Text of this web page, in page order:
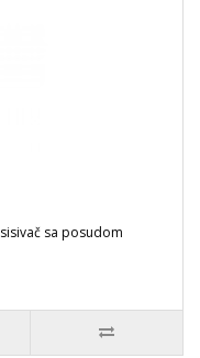
sa posudom